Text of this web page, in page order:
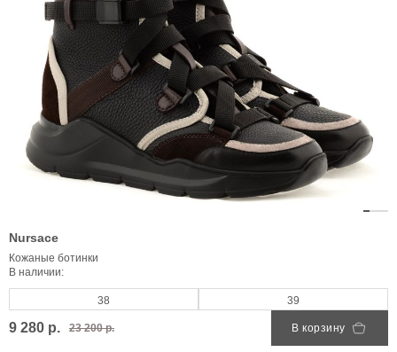
Nursace
Кожаные ботинки
В наличии:
38 39
9 280 р. 23 200 р. В корзину